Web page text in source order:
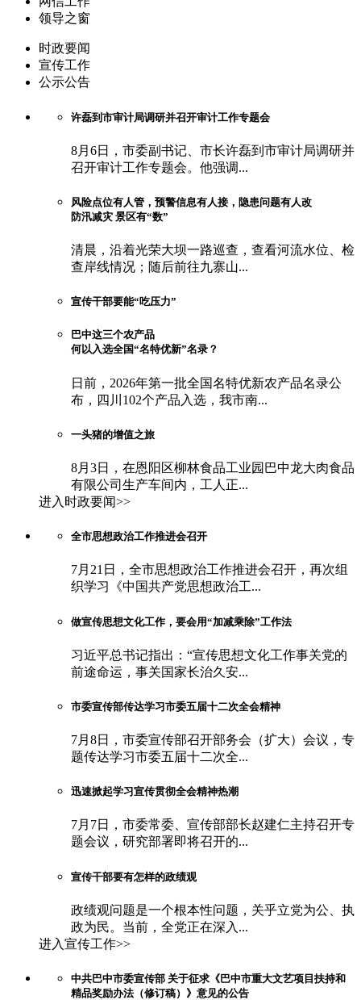
领导之窗
时政要闻
宣传工作
公示公告
许磊到市审计局调研并召开审计工作专题会
8月6日，市委副书记、市长许磊到市审计局调研并
召开审计工作专题会。他强调...
风险点位有人管，预警信息有人接，隐患问题有人改
防汛减灾 景区有“数”
清晨，沿着光荣大坝一路巡查，查看河流水位、检
查岸线情况；随后前往九寨山...
宣传干部要能“吃压力”
巴中这三个农产品
何以入选全国“名特优新”名录？
日前，2026年第一批全国名特优新农产品名录公
布，四川102个产品入选，我市南...
一头猪的增值之旅
8月3日，在恩阳区柳林食品工业园巴中龙大肉食品
有限公司生产车间内，工人正...
进入时政要闻>>
全市思想政治工作推进会召开
7月21日，全市思想政治工作推进会召开，再次组
织学习《中国共产党思想政治工...
做宣传思想文化工作，要会用“加减乘除”工作法
习近平总书记指出：“宣传思想文化工作事关党的
前途命运，事关国家长治久安...
市委宣传部传达学习市委五届十二次全会精神
7月8日，市委宣传部召开部务会（扩大）会议，专
题传达学习市委五届十二次全...
迅速掀起学习宣传贯彻全会精神热潮
7月7日，市委常委、宣传部部长赵建仁主持召开专
题会议，研究部署即将召开的...
宣传干部要有怎样的政绩观
政绩观问题是一个根本性问题，关乎立党为公、执
政为民。当前，全党正在深入...
进入宣传工作>>
中共巴中市委宣传部 关于征求《巴中市重大文艺项目扶持和
精品奖励办法（修订稿）》意见的公告